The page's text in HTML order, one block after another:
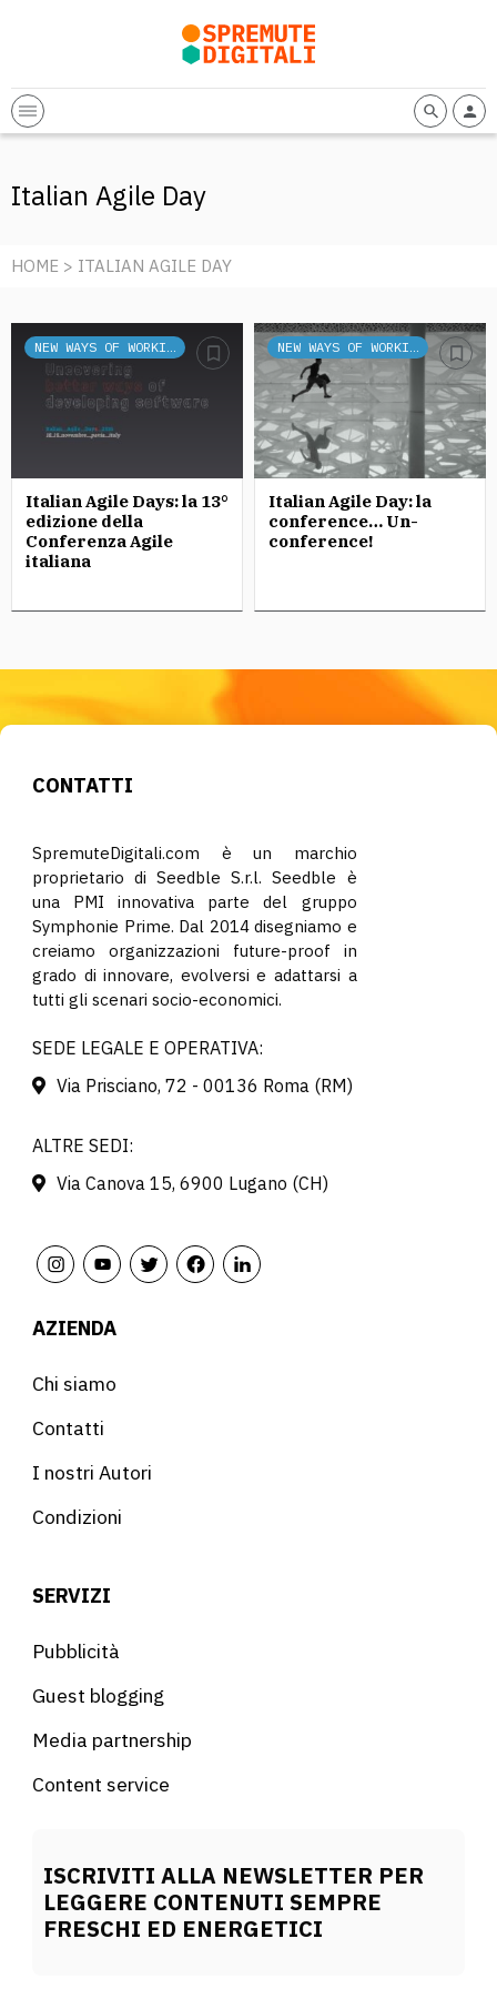
Italian Agile Day
HOME > ITALIAN AGILE DAY
NEW WAYS OF WORKING
Italian Agile Days: la 13°
edizione della
Conferenza Agile
italiana
NEW WAYS OF WORKING
Italian Agile Day: la
conference… Un-
conference!
CONTATTI
SpremuteDigitali.com è un marchio
proprietario di Seedble S.r.l. Seedble è
una PMI innovativa parte del gruppo
Symphonie Prime. Dal 2014 disegniamo e
creiamo organizzazioni future-proof in
grado di innovare, evolversi e adattarsi a
tutti gli scenari socio-economici.
SEDE LEGALE E OPERATIVA:
Via Prisciano, 72 - 00136 Roma (RM)
ALTRE SEDI:
Via Canova 15, 6900 Lugano (CH)
AZIENDA
Chi siamo
Contatti
I nostri Autori
Condizioni
SERVIZI
Pubblicità
Guest blogging
Media partnership
Content service
ISCRIVITI ALLA NEWSLETTER PER
LEGGERE CONTENUTI SEMPRE
FRESCHI ED ENERGETICI